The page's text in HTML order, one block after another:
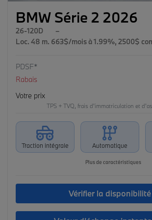
BMW Série 2 2026
26-120D
–
Loc. 48 m. 663$/mois à 1.99%, 2500$
PDSF*
Rabais
Votre prix
TPS + TVQ, frais d'immatriculation et
Traction intégrale Automatique
Plus de caractéristiques
Vérifier la disponibilité